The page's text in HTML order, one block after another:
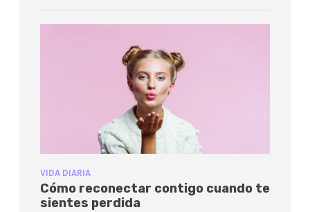
VIDA DIARIA
Cómo reconectar contigo cuando te
sientes perdida